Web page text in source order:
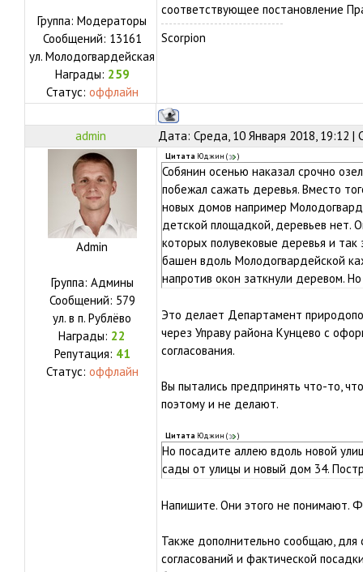
Группа: Модераторы
Сообщений: 13161
ул. Молодогвардейская
Награды: 259
Статус: оффлайн
соответствующее постановление
Scorpion
admin Дата: Среда, 10 Января 2018, 19:12 |
Admin
Группа: Админы
Сообщений: 579
ул. в п. Рублёво
Награды: 22
Репутация: 41
Статус: оффлайн
Цитата Юджин ( )
Собянин осенью наказал срочно
побежал сажать деревья. Вместо
новых домов например
детской площадкой, деревьев нет.
которых полувековые деревья и
башен вдоль Молодогвардейской
напротив окон заткнули деревом.
Это делает Департамент
через Управу района Кунцево с
согласования.
Вы пытались предпринять что-то,
поэтому и не делают.
Цитата Юджин ( )
Но посадите аллею вдоль новой
сады от улицы и новый дом 34.
Напишите. Они этого не понимают.
Также дополнительно сообщаю, для
согласований и фактической